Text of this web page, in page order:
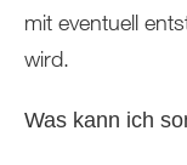
mit eventuell
wird.
Was kann ich